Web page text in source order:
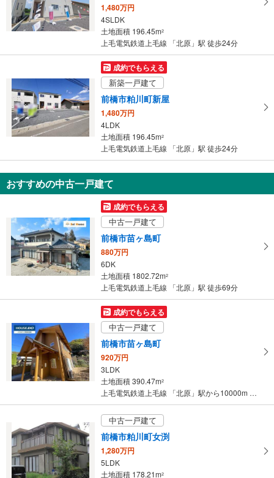
・
条
イ
ペ
ー
ジ
に
存
す
る
1,480万円
4SLDK
土地面積 196.45m2
上毛電気鉄道上毛線 「北原」駅 徒歩24分
成約でもらえる
新築一戸建て
前橋市粕川町新屋
1,480万円
4LDK
土地面積 196.45m2
上毛電気鉄道上毛線 「北原」駅 徒歩24分
おすすめの中古一戸建て
成約でもらえる
中古一戸建て
前橋市苗ヶ島町
880万円
6DK
土地面積 1802.72m2
上毛電気鉄道上毛線 「北原」駅 徒歩69分
成約でもらえる
中古一戸建て
前橋市苗ヶ島町
920万円
3LDK
土地面積 390.47m2
上毛電気鉄道上毛線 「北原」駅から10000m 車:18分
中古一戸建て
前橋市粕川町女渕
1,280万円
5LDK
土地面積 178.21m2